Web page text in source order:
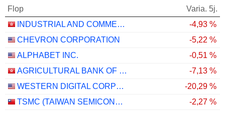
Flop
Varia. 5j.
INDUSTRIAL AND COMMERCIAL BANK OF CHINA LIMITED
-4,93 %
CHEVRON CORPORATION
-5,22 %
ALPHABET INC.
-0,51 %
AGRICULTURAL BANK OF CHINA LIMITED
-7,13 %
WESTERN DIGITAL CORPORATION
-20,29 %
TSMC (TAIWAN SEMICONDUCTOR MANUFACTURING COMPANY)
-2,27 %